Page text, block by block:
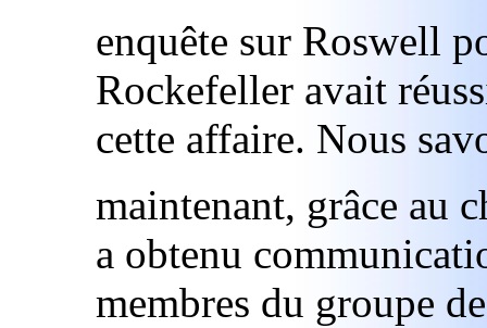
enquête sur Roswell
Rockefeller avait
cette affaire. Nous
maintenant, grâce au
a obtenu
membres du groupe